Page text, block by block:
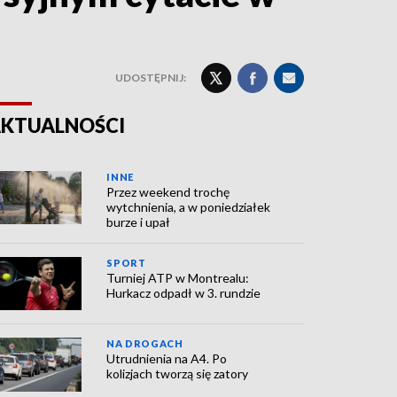
UDOSTĘPNIJ:
INNE
Przez weekend trochę
wytchnienia, a w poniedziałek
burze i upał
SPORT
Turniej ATP w Montrealu:
Hurkacz odpadł w 3. rundzie
NA DROGACH
Utrudnienia na A4. Po
kolizjach tworzą się zatory